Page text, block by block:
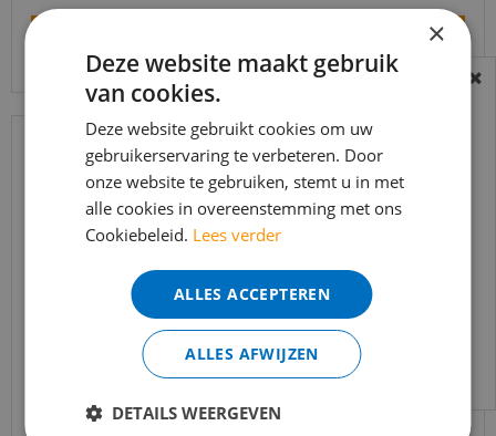
Co-pro Black-Line Silent+ 10dB dikte 3mm - 10m²
BEREIKBAARHEID
In verband met de vakantie periode zijn wij
t/m 14 augustus telefonisch helaas niet
bereikbaar.
Bestelling worden uiteraard verwerkt
echter iets minder snel dan wat je van ons
gewend bent.
Voor vragen kan je ons bereiken via
info@merkvloerenwinkel.nl
×
Deze website maakt gebruik
van cookies.
Deze website gebruikt cookies om uw
gebruikerservaring te verbeteren. Door
onze website te gebruiken, stemt u in met
alle cookies in overeenstemming met ons
Cookiebeleid. Lees verder
ALLES ACCEPTEREN
ALLES AFWIJZEN
DETAILS WEERGEVEN